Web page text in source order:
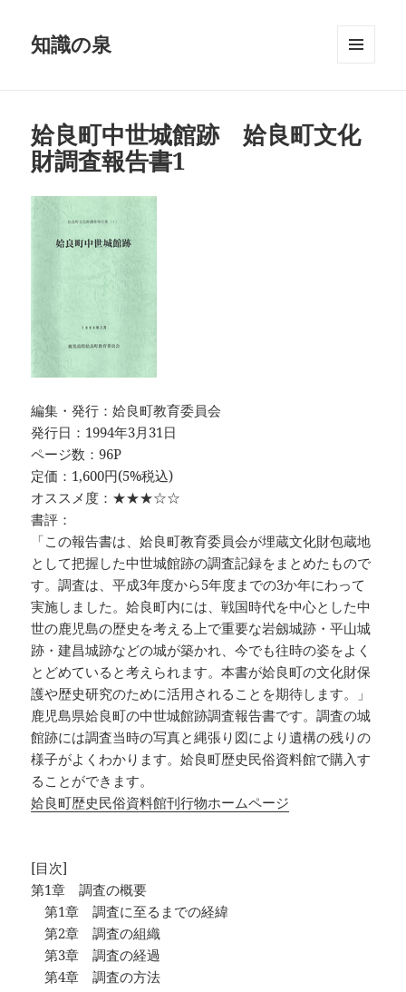
知識の泉
ット
姶良町中世城館跡 姶良町文化
財調査報告書1
編集・発行：姶良町教育委員会
発行日：1994年3月31日
ページ数：96P
定価：1,600円(5%税込)
オススメ度：★★★☆☆
書評：
「この報告書は、姶良町教育委員会が埋蔵文化財包蔵地
として把握した中世城館跡の調査記録をまとめたもので
す。調査は、平成3年度から5年度までの3か年にわって
実施しました。姶良町内には、戦国時代を中心とした中
世の鹿児島の歴史を考える上で重要な岩劔城跡・平山城
跡・建昌城跡などの城が築かれ、今でも往時の姿をよく
とどめていると考えられます。本書が姶良町の文化財保
護や歴史研究のために活用されることを期待します。」
鹿児島県姶良町の中世城館跡調査報告書です。調査の城
館跡には調査当時の写真と縄張り図により遺構の残りの
様子がよくわかります。姶良町歴史民俗資料館で購入す
ることができます。
姶良町歴史民俗資料館刊行物ホームページ
[目次]
第1章 調査の概要
第1章 調査に至るまでの経緯
第2章 調査の組織
第3章 調査の経過
第4章 調査の方法